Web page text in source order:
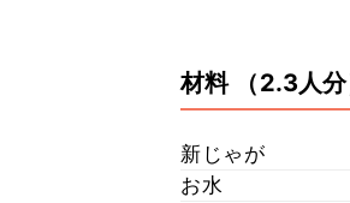
材料 （2.3人分
新じゃが
お水